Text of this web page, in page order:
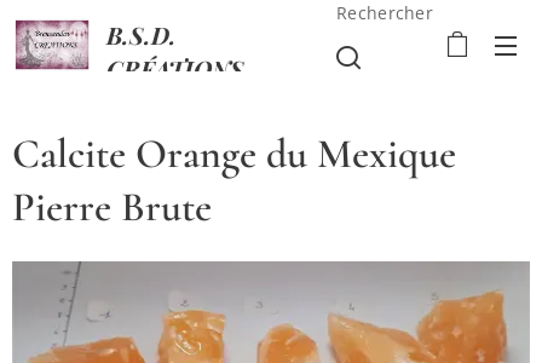
B.S.D.
CRÉATIONS
Rechercher
Calcite Orange du Mexique
Pierre Brute